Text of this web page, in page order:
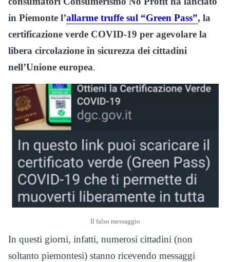
in Piemonte l’allarme truffe sul “Green Pass”, la
certificazione verde COVID-19 per agevolare la
libera circolazione in sicurezza dei cittadini
nell’Unione europea.
Il falso messaggio
In questi giorni, infatti, numerosi cittadini (non
soltanto piemontesi) stanno ricevendo messaggi